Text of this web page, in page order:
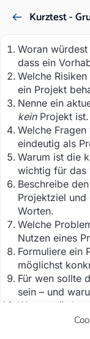
Kurztest -
Woran
dass ein
Welche
ein Projekt
Nenne ein
keinProjekt ist.
Welche
eindeutig als
Warum ist die
wichtig für das
Beschreibe
Projektziel und
Worten.
Welche
Nutzen eines
Formuliere ein
möglichst
Für wen sollte
sein – und
Woran würdest
unklar